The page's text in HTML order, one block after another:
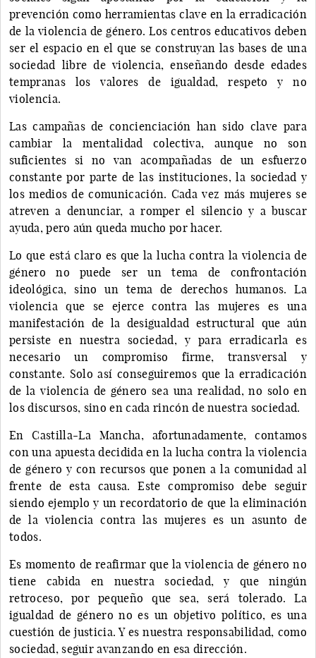
prevención como herramientas clave en la erradicación
de la violencia de género. Los centros educativos deben
ser el espacio en el que se construyan las bases de una
sociedad libre de violencia, enseñando desde edades
tempranas los valores de igualdad, respeto y no
violencia.
Las campañas de concienciación han sido clave para
cambiar la mentalidad colectiva, aunque no son
suficientes si no van acompañadas de un esfuerzo
constante por parte de las instituciones, la sociedad y
los medios de comunicación. Cada vez más mujeres se
atreven a denunciar, a romper el silencio y a buscar
ayuda, pero aún queda mucho por hacer.
Lo que está claro es que la lucha contra la violencia de
género no puede ser un tema de confrontación
ideológica, sino un tema de derechos humanos. La
violencia que se ejerce contra las mujeres es una
manifestación de la desigualdad estructural que aún
persiste en nuestra sociedad, y para erradicarla es
necesario un compromiso firme, transversal y
constante. Solo así conseguiremos que la erradicación
de la violencia de género sea una realidad, no solo en
los discursos, sino en cada rincón de nuestra sociedad.
En Castilla-La Mancha, afortunadamente, contamos
con una apuesta decidida en la lucha contra la violencia
de género y con recursos que ponen a la comunidad al
frente de esta causa. Este compromiso debe seguir
siendo ejemplo y un recordatorio de que la eliminación
de la violencia contra las mujeres es un asunto de
todos.
Es momento de reafirmar que la violencia de género no
tiene cabida en nuestra sociedad, y que ningún
retroceso, por pequeño que sea, será tolerado. La
igualdad de género no es un objetivo político, es una
cuestión de justicia. Y es nuestra responsabilidad, como
sociedad, seguir avanzando en esa dirección.